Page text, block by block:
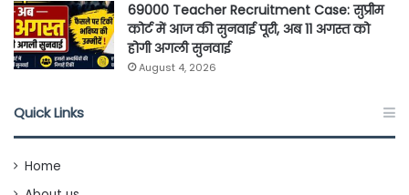
69000 Teacher Recruitment Case: सुप्रीम
कोर्ट में आज की सुनवाई पूरी, अब 11 अगस्त को
होगी अगली सुनवाई
August 4, 2026
Quick Links
Home